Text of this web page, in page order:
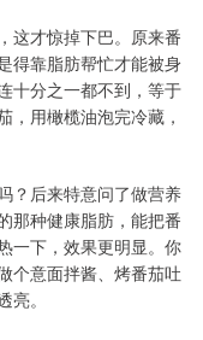
这才惊掉下巴。原来番
得靠脂肪帮忙才能被身
十分之一都不到，等于
，用橄榄油泡完冷藏，
？后来特意问了做营养
那种健康脂肪，能把番
一下，效果更明显。你
个意面拌酱、烤番茄吐
。